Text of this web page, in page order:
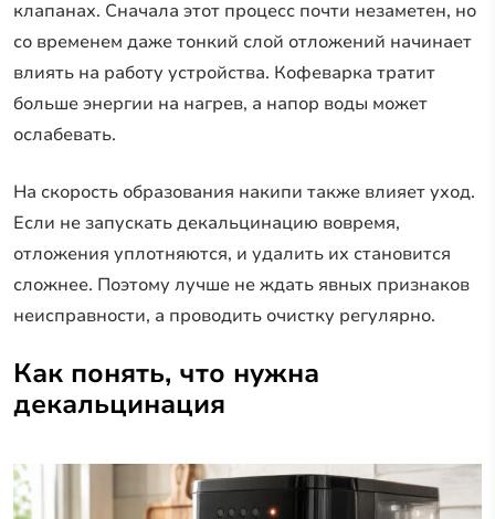
клапанах. Сначала этот процесс почти незаметен, но
со временем даже тонкий слой отложений начинает
влиять на работу устройства. Кофеварка тратит
больше энергии на нагрев, а напор воды может
ослабевать.
На скорость образования накипи также влияет уход.
Если не запускать декальцинацию вовремя,
отложения уплотняются, и удалить их становится
сложнее. Поэтому лучше не ждать явных признаков
неисправности, а проводить очистку регулярно.
Как понять, что нужна
декальцинация